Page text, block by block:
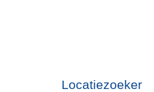
Locatiezoeker